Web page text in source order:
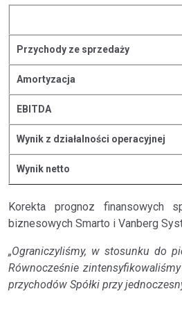
Przychody ze sprzedaży
Amortyzacja
EBITDA
Wynik z działalności operacyjnej
Wynik netto
Korekta prognoz finansowych
biznesowych Smarto i Vanberg
„Ograniczyliśmy, w stosunku do
Równocześnie
przychodów Spółki przy